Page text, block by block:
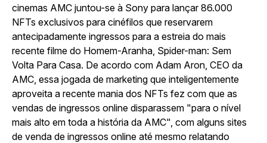
cinemas AMC juntou-se à Sony para lançar 86.000
NFTs exclusivos para cinéfilos que reservarem
antecipadamente ingressos para a estreia do mais
recente filme do Homem-Aranha, Spider-man: Sem
Volta Para Casa. De acordo com Adam Aron, CEO da
AMC, essa jogada de marketing que inteligentemente
aproveita a recente mania dos NFTs fez com que as
vendas de ingressos online disparassem "para o nível
mais alto em toda a história da AMC", com alguns sites
de venda de ingressos online até mesmo relatando